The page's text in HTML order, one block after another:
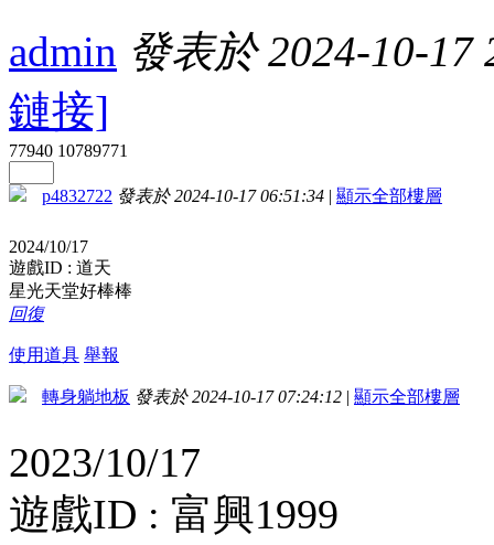
admin 發表於 2024-10-17
鏈接]
77940 10789771
p4832722 發表於 2024-10-17 06:51:34 | 顯示全部樓層
2024/10/17
遊戲ID : 道天
星光天堂好棒棒
回復
使用道具 舉報
轉身躺地板 發表於 2024-10-17 07:24:12 | 顯示全部樓層
2023/10/17
遊戲ID : 富興1999